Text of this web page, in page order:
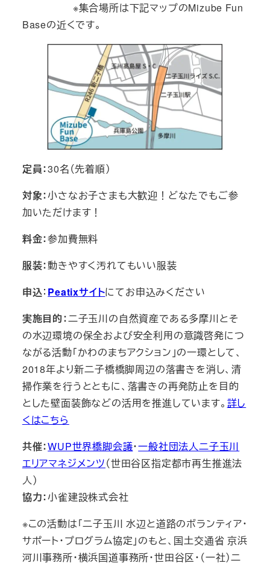
※集合場所は下記マップのMizube Fun
Baseの近くです。
定員：30名（先着順）
対象：小さなお子さまも大歓迎！どなたでもご参
加いただけます！
料金：参加費無料
服装：動きやすく汚れてもいい服装
申込： Peatixサイトにてお申込みください
実施目的：二子玉川の自然資産である多摩川とそ
の水辺環境の保全および安全利用の意識啓発につ
ながる活動「かわのまちアクション」の一環として、
2018年より新二子橋橋脚周辺の落書きを消し、清
掃作業を行うとともに、落書きの再発防止を目的
とした壁面装飾などの活用を推進しています。 詳し
くはこちら
共催：WUP世界橋脚会議・一般社団法人二子玉川
エリアマネジメンツ（世田谷区指定都市再生推進法
人）
協力：小雀建設株式会社
※この活動は「二子玉川 水辺と道路のボランティア・
サポート・プログラム協定」のもと、国土交通省 京浜
河川事務所・横浜国道事務所・世田谷区・（一社）二